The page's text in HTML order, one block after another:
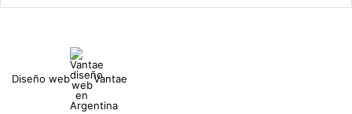
Diseño web Vantae